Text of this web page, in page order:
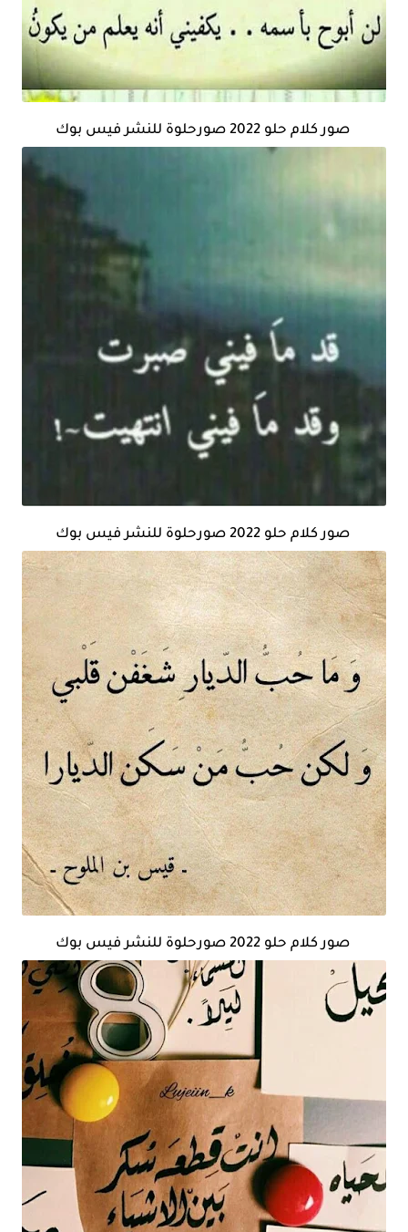
صور كلام حلو 2022 صورحلوة للنشر فيس بوك
صور كلام حلو 2022 صورحلوة للنشر فيس بوك
صور كلام حلو 2022 صورحلوة للنشر فيس بوك